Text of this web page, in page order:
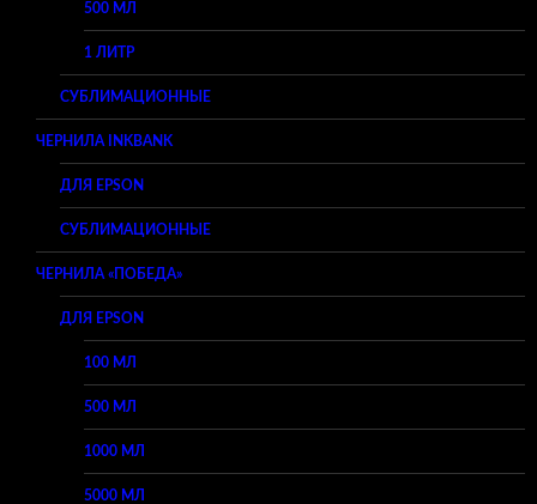
500 МЛ
1 ЛИТР
СУБЛИМАЦИОННЫЕ
ЧЕРНИЛА INKBANK
ДЛЯ EPSON
СУБЛИМАЦИОННЫЕ
ЧЕРНИЛА «ПОБЕДА»
ДЛЯ EPSON
100 МЛ
500 МЛ
1000 МЛ
5000 МЛ